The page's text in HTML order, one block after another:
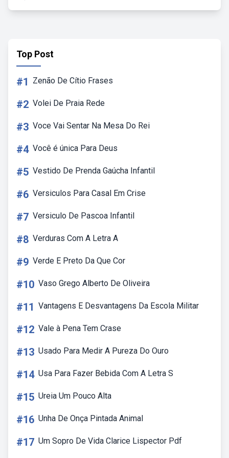
Top Post
#1 Zenão De Cítio Frases
#2 Volei De Praia Rede
#3 Voce Vai Sentar Na Mesa Do Rei
#4 Você é única Para Deus
#5 Vestido De Prenda Gaúcha Infantil
#6 Versiculos Para Casal Em Crise
#7 Versiculo De Pascoa Infantil
#8 Verduras Com A Letra A
#9 Verde E Preto Da Que Cor
#10 Vaso Grego Alberto De Oliveira
#11 Vantagens E Desvantagens Da Escola Militar
#12 Vale à Pena Tem Crase
#13 Usado Para Medir A Pureza Do Ouro
#14 Usa Para Fazer Bebida Com A Letra S
#15 Ureia Um Pouco Alta
#16 Unha De Onça Pintada Animal
#17 Um Sopro De Vida Clarice Lispector Pdf